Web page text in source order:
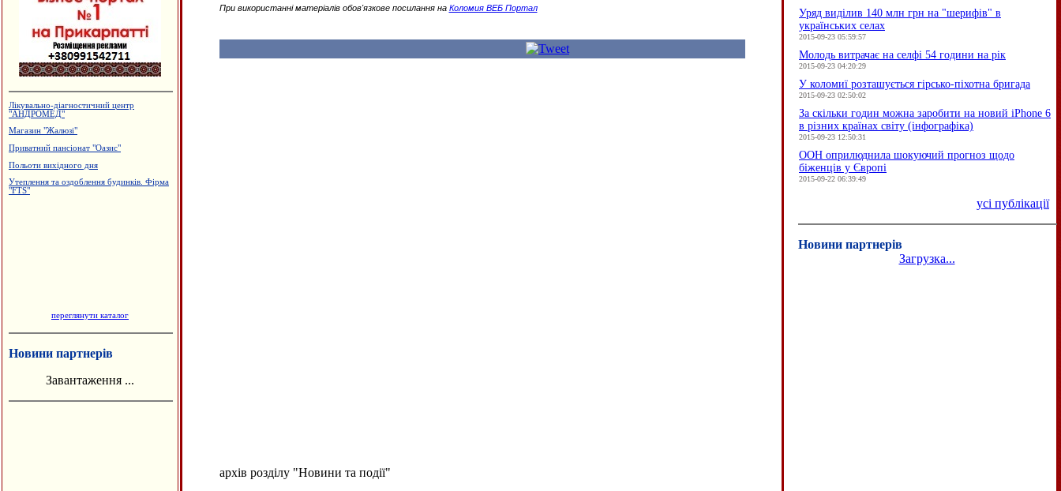
Лікувально-діагностичний центр
"АНДРОМЕД"
Магазин "Жалюзі"
Приватний пансіонат "Оазис"
Польоти вихідного дня
Утеплення та оздоблення будинків. Фірма
"FTS"
переглянути каталог
Новини партнерів
Завантаження ...
При використанні матеріалів обов'язкове посилання на Коломия ВЕБ Портал
архів розділу "Новини та події"
Уряд виділив 140 млн грн на "шерифів" в
українських селах
2015-09-23 05:59:57
Молодь витрачає на селфі 54 години на рік
2015-09-23 04:20:29
У коломиї розташується гірсько-піхотна бригада
2015-09-23 02:50:02
За скільки годин можна заробити на новий iPhone 6
в різних країнах світу (інфографіка)
2015-09-23 12:50:31
ООН оприлюднила шокуючий прогноз щодо
біженців у Європі
2015-09-22 06:39:49
усі публікації
Новини партнерів
Загрузка...